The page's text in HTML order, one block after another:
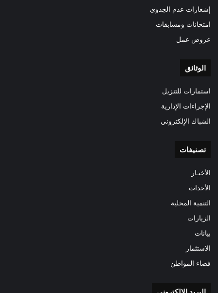
إشعارات عدم الجدوى
امتحانات ومسابقات
عروض عمل
الوثائق
استمارات للتنزيل
الإجراءات الإدارية
الشباك الإلكتروني
تصنيفات
الأخبـار
الأحداث
التنمية المحلية
الزيارات
بيانات
الاستثمار
فضاء المواطن